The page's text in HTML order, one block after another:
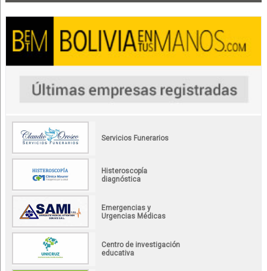
Servicios Funerarios
Histeroscopía
diagnóstica
Emergencias y
Urgencias Médicas
Centro de investigación
educativa